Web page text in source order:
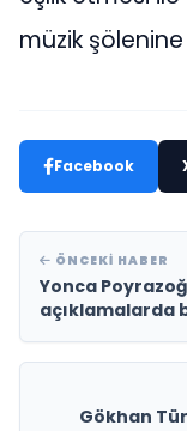
müzik
Facebook
ÖNCEKI HABER
Yonca
açıklamalarda
Gökhan